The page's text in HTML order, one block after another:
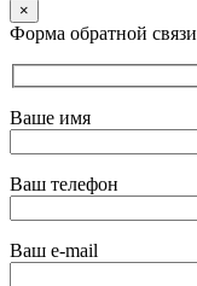
×
Форма обратной связи
Ваше имя
Ваш телефон
Ваш e-mail